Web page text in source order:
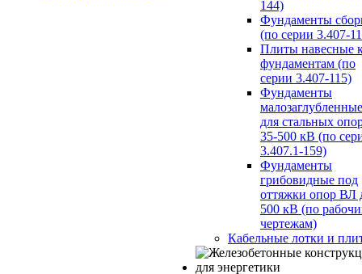
144)
Фундаменты
(по серии 3.407-
Плиты навесные
фундаментам (по
серии 3.407-115)
Фундаменты
малозаглубленные
для стальных
35-500 кВ (по
3.407.1-159)
Фундаменты
грибовидные под
оттяжки опор ВЛ
500 кВ (по
чертежам)
Кабельные лотки и